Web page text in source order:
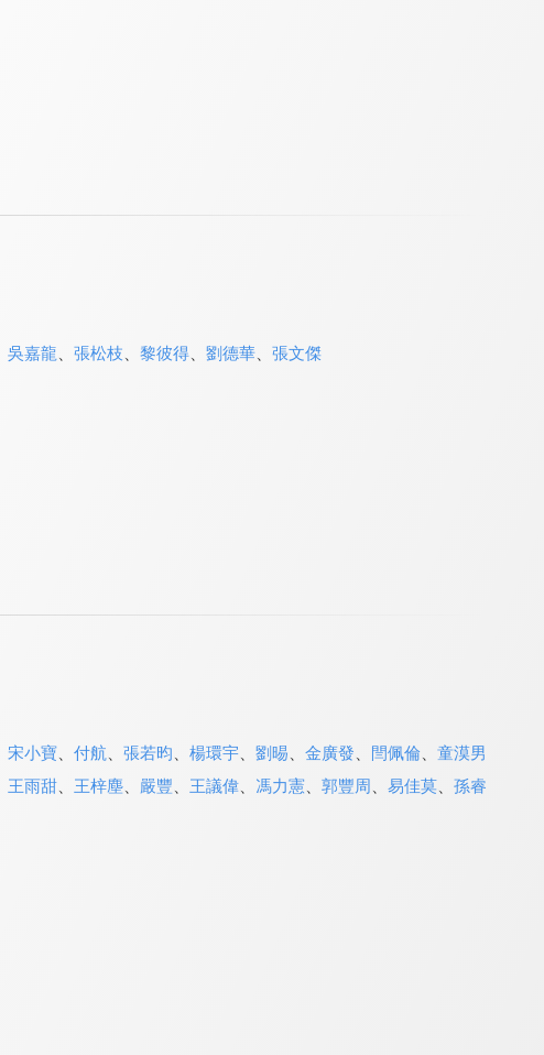
吳嘉龍 張松枝 黎彼得、 劉德華、 張文傑
宋小寶、 付航 張若昀 楊環宇、 劉晹 金廣發 閆佩倫、 童漠男
王雨甜、 王梓塵、 嚴豐 王議偉、 馮力憲、 郭豐周 易佳莫、 孫睿